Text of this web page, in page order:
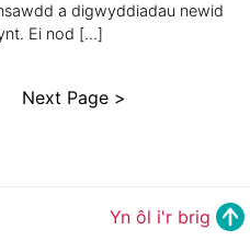
a digwyddiadau newid
Ei nod […]
Next Page >
Yn ôl i'r brig